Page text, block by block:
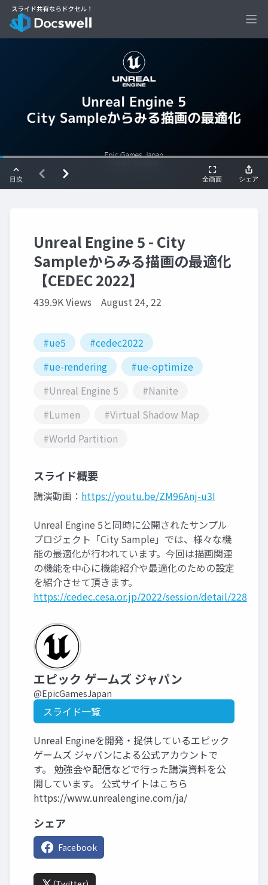
Unreal Engine 5 - City
Sampleからみる描画の最適化
【CEDEC 2022】
439.9K Views August 24, 22
#ue5
#cedec2022
#ue-rendering
#ue-optimize
#Unreal Engine 5
#Nanite
#Lumen
#Virtual Shadow Map
#World Partition
スライド概要
講演動画： https://youtu.be/ZM96Anj-u3I
Unreal Engine 5と同時に公開されたサンプル
プロジェクト「City Sample」では、様々な機
能の最適化が行われています。今回は描画関連
の機能を中心に機能紹介や最適化のための設定
を紹介させて頂きます。
https://cedec.cesa.or.jp/2022/session/detail/228
エピック ゲームズ ジャパン
@EpicGamesJapan
スライド一覧
Unreal Engineを開発・提供しているエピック
ゲームズ ジャパンによる公式アカウントで
す。 勉強会や配信などで行った講演資料を公
開しています。 公式サイトはこちら
https://www.unrealengine.com/ja/
シェア
Facebook